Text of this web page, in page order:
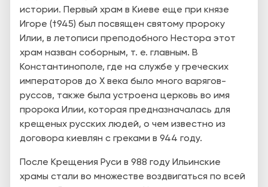
истории. Первый храм в Киеве еще при князе
Игоре (†945) был посвящен святому пророку
Илии, в летописи преподобного Нестора этот
храм назван соборным, т. е. главным. В
Константинополе, где на службе у греческих
императоров до X века было много варягов­
руссов, также была устроена церковь во имя
пророка Илии, которая предназначалась для
крещеных русских людей, о чем известно из
договора киевлян с греками в 944 году.
После Крещения Руси в 988 году Ильинские
храмы стали во множестве воздвигаться по всей